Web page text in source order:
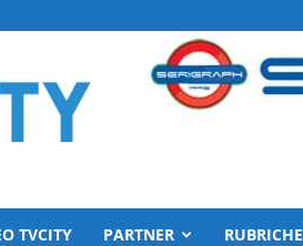
TVCITY PARTNER RUBRICHE